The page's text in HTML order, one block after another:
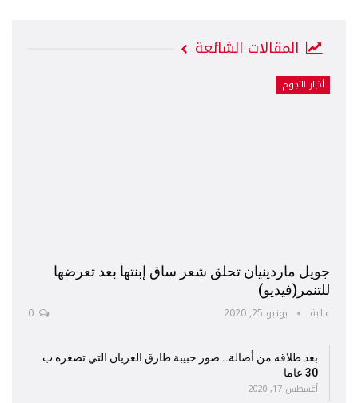
المقالات الشائعة
أخبار النجوم
جويل ماردينيان تحلق شعر ساق إبنتها بعد تعرضها
للتنمر(فيديو)
عالية يونيو 25, 2020
بعد طلاقه من أصالة.. صور حبيبة طارق العريان التي تصغره ب
30 عاما
أغسطس 17, 2020